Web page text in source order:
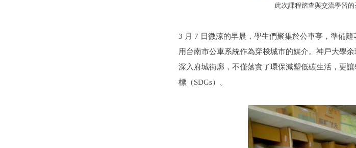
此次課程踏查與交流學習
3 月 7 日微涼的早晨，學生們聚集於公車亭，準備
用台南市公車系統作為穿梭城市的媒介。神戶大學
深入府城街廓，不僅落實了環保減塑低碳生活，更
標（SDGs）。